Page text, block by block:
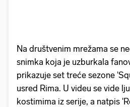
Na društvenim mrežama se
snimka koja je uzburkala
prikazuje set treće sezone
usred Rima. U videu se vide
kostimima iz serije, a natpis